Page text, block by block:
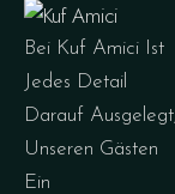
Bei Kuf Amici Ist
Jedes Detail
Darauf
Unseren Gästen
Ein